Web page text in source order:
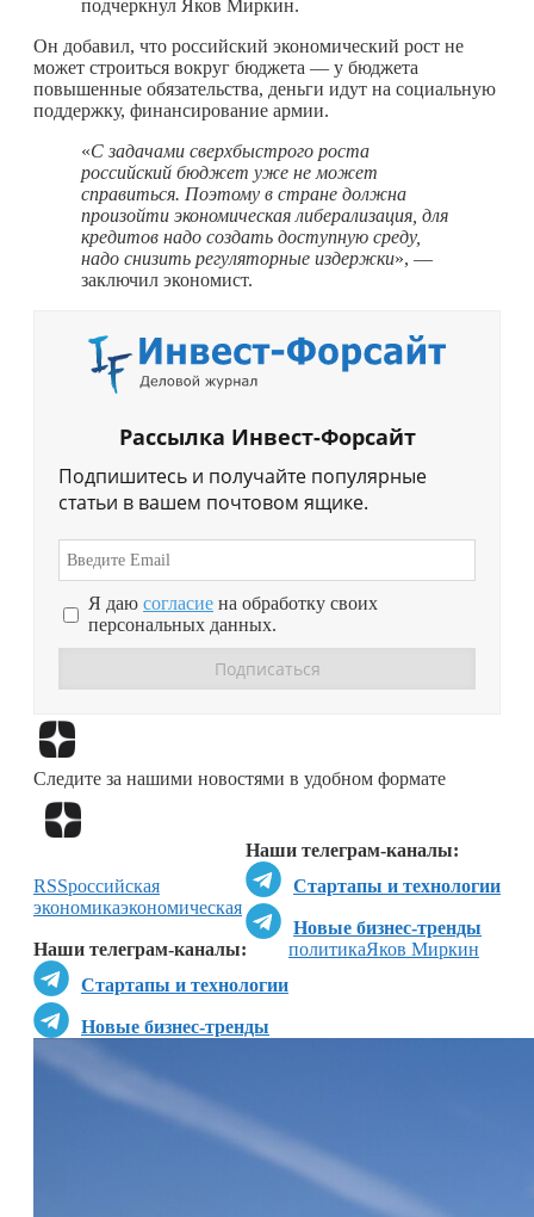
подчеркнул Яков Миркин.
Он добавил, что российский экономический рост не
может строиться вокруг бюджета — у бюджета
повышенные обязательства, деньги идут на социальную
поддержку, финансирование армии.
«С задачами сверхбыстрого роста
российский бюджет уже не может
справиться. Поэтому в стране должна
произойти экономическая либерализация, для
кредитов надо создать доступную среду,
надо снизить регуляторные издержки», —
заключил экономист.
Рассылка Инвест-Форсайт
Подпишитесь и получайте популярные
статьи в вашем почтовом ящике.
Я даю согласие на обработку своих
персональных данных.
Следите за нашими новостями в удобном формате
Наши телеграм-каналы:
Стартапы и технологии
Новые бизнес-тренды
Наши телеграм-каналы:
Стартапы и технологии
Новые бизнес-тренды
RSSроссийская
экономикаэкономическая
политикаЯков Миркин